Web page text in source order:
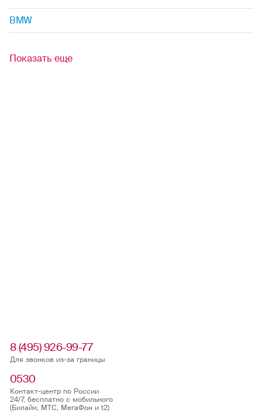
BMW
Показать еще
8 (495) 926-99-77
Для звонков из-за границы
0530
Контакт-центр по России
24/7, бесплатно с мобильного
(Билайн, МТС, МегаФон и t2)